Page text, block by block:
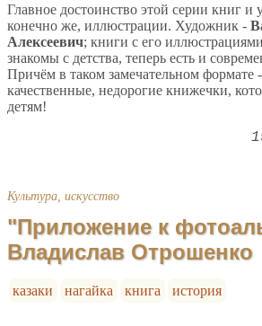
Главное достоинство этой серии книг и
конечно же, иллюстрации. Художник -
Алексеевич; книги с его
знакомы с детства, теперь есть и
Причём в таком замечательном формате
качественные, недорогие книжечки,
детям!
Культура, искусство
"Приложение к
Владислав Отрошенко
казаки нагайка книга история